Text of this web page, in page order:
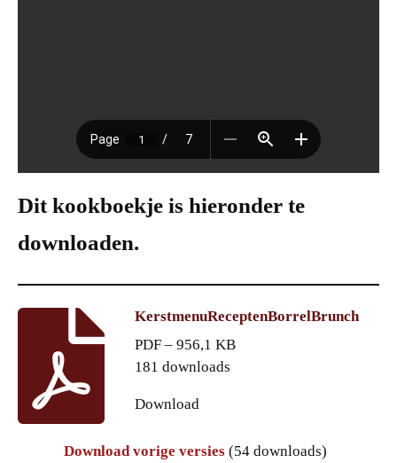
Dit kookboekje is hieronder te
downloaden.
KerstmenuReceptenBorrelBrunch
PDF – 956,1 KB
181 downloads
Download
Download vorige versies (54 downloads)